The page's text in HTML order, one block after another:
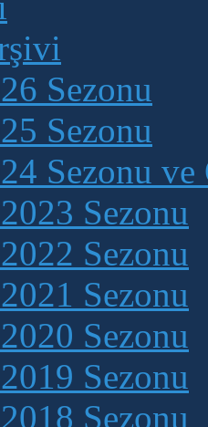
Sezonu
Sezonu
Sezonu ve
Sezonu
Sezonu
Sezonu
Sezonu
Sezonu
Sezonu